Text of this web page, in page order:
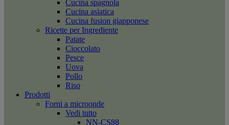
Cucina spagnola
Cucina asiatica
Cucina fusion giapponese
Ricette per Ingrediente
Patate
Cioccolato
Pesce
Uova
Pollo
Riso
Prodotti
Forni a microonde
Vedi tutto
NN-CS88